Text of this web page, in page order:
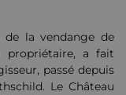
la vendange de
propriétaire, a fait
passé depuis
. Le Château